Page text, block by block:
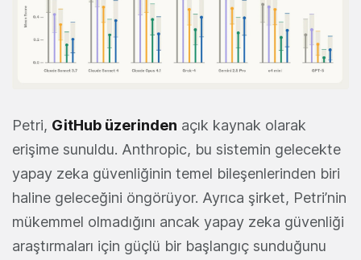
Petri, GitHub üzerinden açık kaynak olarak
erişime sunuldu. Anthropic, bu sistemin gelecekte
yapay zeka güvenliğinin temel bileşenlerinden biri
haline geleceğini öngörüyor. Ayrıca şirket, Petri’nin
mükemmel olmadığını ancak yapay zeka güvenliği
araştırmaları için güçlü bir başlangıç sunduğunu